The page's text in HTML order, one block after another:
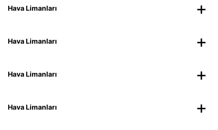
Hava Limanları
Hava Limanları
Hava Limanları
Hava Limanları